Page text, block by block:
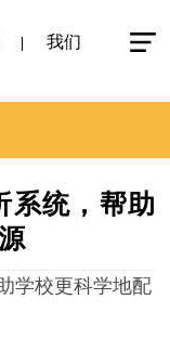
我们
系统，帮助
学校更科学地配